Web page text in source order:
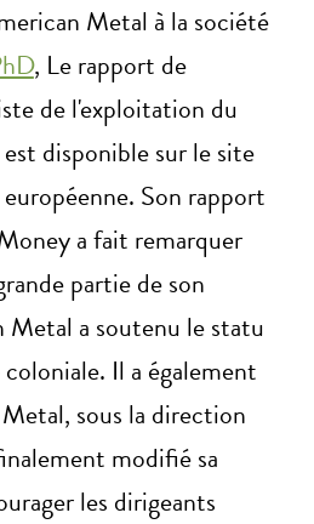
Metal à la société
, Le rapport de
de l'exploitation du
disponible sur le site
Son rapport
a fait remarquer
partie de son
a soutenu le statu
Il a également
sous la direction
modifié sa
les dirigeants